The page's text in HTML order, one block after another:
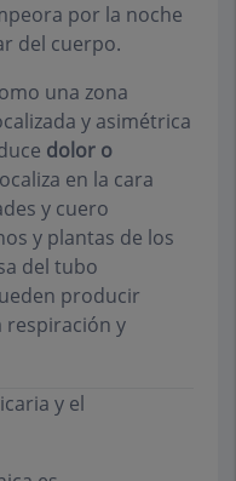
por la noche
del cuerpo.
una zona
y asimétrica
dolor o
en la cara
y cuero
y plantas de los
del tubo
producir
respiración y
y el